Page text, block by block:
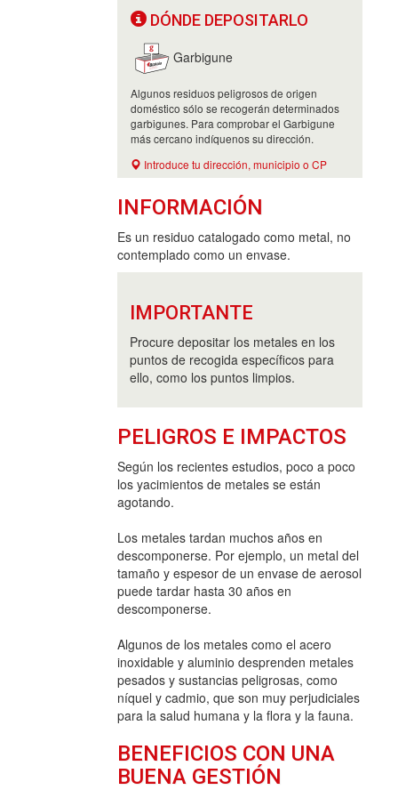
DÓNDE DEPOSITARLO
Garbigune
Algunos residuos peligrosos de origen
doméstico sólo se recogerán determinados
garbigunes. Para comprobar el Garbigune
más cercano indíquenos su dirección.
Introduce tu dirección, municipio o CP
INFORMACIÓN
Es un residuo catalogado como metal, no
contemplado como un envase.
IMPORTANTE
Procure depositar los metales en los
puntos de recogida específicos para
ello, como los puntos limpios.
PELIGROS E IMPACTOS
Según los recientes estudios, poco a poco
los yacimientos de metales se están
agotando.
Los metales tardan muchos años en
descomponerse. Por ejemplo, un metal del
tamaño y espesor de un envase de aerosol
puede tardar hasta 30 años en
descomponerse.
Algunos de los metales como el acero
inoxidable y aluminio desprenden metales
pesados y sustancias peligrosas, como
níquel y cadmio, que son muy perjudiciales
para la salud humana y la flora y la fauna.
BENEFICIOS CON UNA
BUENA GESTIÓN